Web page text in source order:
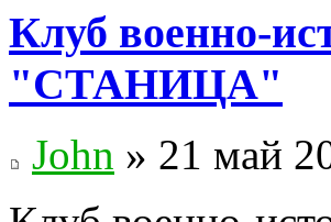
Клуб военно-
"СТАНИЦА"
John » 21 май